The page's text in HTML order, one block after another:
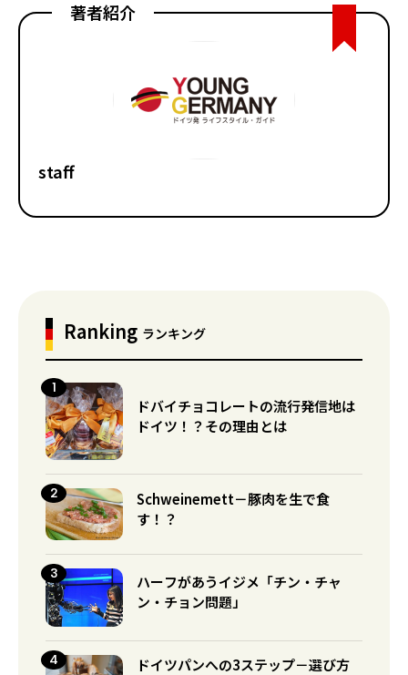
著者紹介
staff
Ranking ランキング
ドバイチョコレートの流行発信地は
ドイツ！？その理由とは
Schweinemett－豚肉を生で食
す！？
ハーフがあうイジメ「チン・チャ
ン・チョン問題」
ドイツパンへの3ステップ－選び方